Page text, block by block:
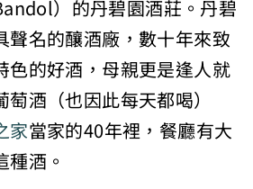
名的釀酒廠，數十年來致
的好酒，母親更是逢人就
酒（也因此每天都喝）
當家的40年裡，餐廳有大
酒。